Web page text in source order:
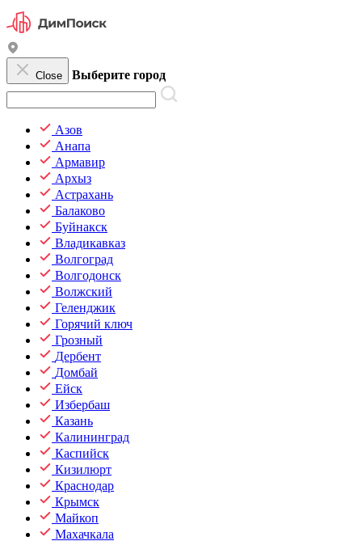
Close Выберите город
Азов
Анапа
Армавир
Архыз
Астрахань
Балаково
Буйнакск
Владикавказ
Волгоград
Волгодонск
Волжский
Геленджик
Горячий ключ
Грозный
Дербент
Домбай
Ейск
Избербаш
Казань
Калининград
Каспийск
Кизилюрт
Краснодар
Крымск
Майкоп
Махачкала